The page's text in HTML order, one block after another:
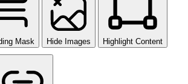
Mask Hide Images Highlight Content